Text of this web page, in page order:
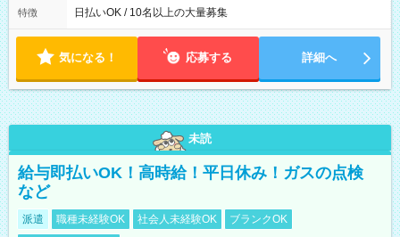
り ※夜勤シフトあり
特徴 日払いOK / 10名以上の大量募集
気になる！ 応募する 詳細へ
未読
給与即払いOK！高時給！平日休み！ガスの点検
など
派遣 職種未経験OK 社会人未経験OK
ブランクOK